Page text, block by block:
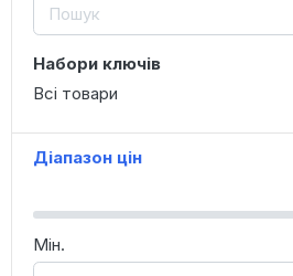
Набори ключів
Всі товари
Діапазон цін
Мін.